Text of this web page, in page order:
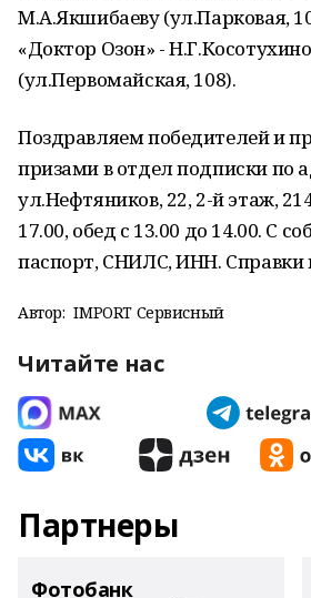
М.А.Якшибаеву (ул.Парковая,
«Доктор Озон» -
(ул.Первомайская, 108).
Поздравляем победителей и
призами в отдел подписки по
ул.Нефтяников, 22, 2-й этаж,
17.00, обед с 13.00 до 14.00. С
паспорт, СНИЛС, ИНН. Справки
Автор: IMPORT Сервисный
Читайте нас
Партнеры
Фотобанк